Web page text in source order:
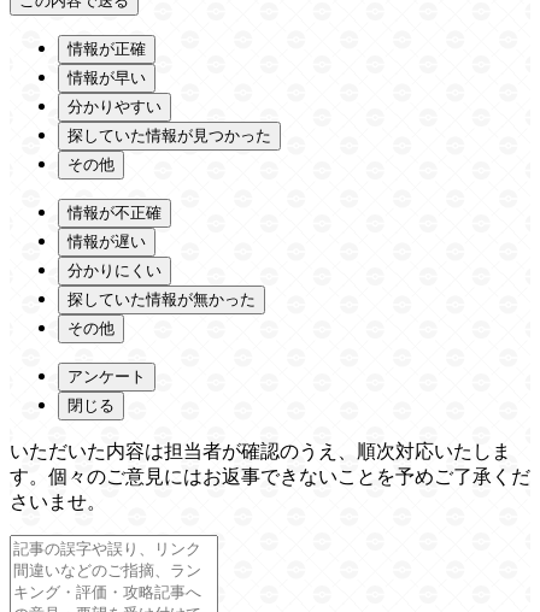
情報が正確
情報が早い
分かりやすい
探していた情報が見つかった
その他
情報が不正確
情報が遅い
分かりにくい
探していた情報が無かった
その他
アンケート
閉じる
いただいた内容は担当者が確認のうえ、順次対応いたしま
す。個々のご意見にはお返事できないことを予めご了承くだ
さいませ。